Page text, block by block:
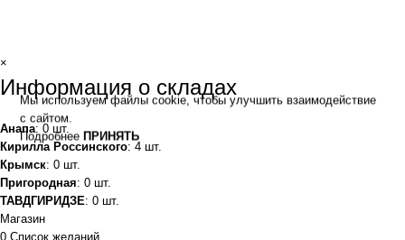
Мы используем файлы cookie, чтобы улучшить взаимодействие
с сайтом.
Подробнее ПРИНЯТЬ
×
Информация о складах
Анапа: 0 шт.
Кирилла Россинского: 4 шт.
Крымск: 0 шт.
Пригородная: 0 шт.
ТАВДГИРИДЗЕ: 0 шт.
Магазин
0 Список желаний